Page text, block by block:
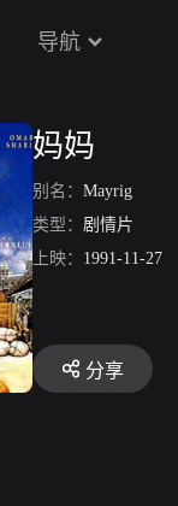
导航
妈妈
别名： Mayrig
类型： 剧情片
上映： 1991-11-27
分享